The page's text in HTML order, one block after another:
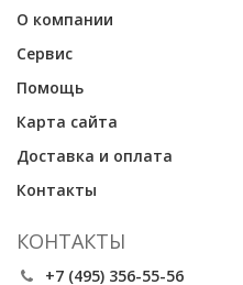
О компании
Сервис
Помощь
Карта сайта
Доставка и оплата
Контакты
КОНТАКТЫ
+7 (495) 356-55-56